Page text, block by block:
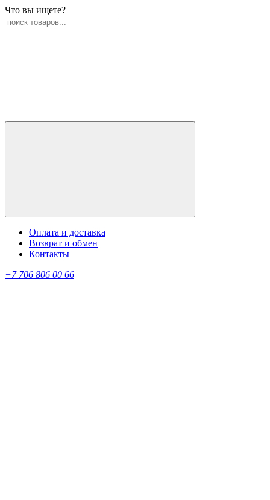
Что вы ищете?
Оплата и доставка
Возврат и обмен
Контакты
+7 706 806 00 66